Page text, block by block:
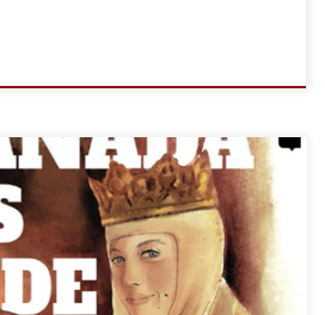
para servir como escenarios
ocasiones. Más concretamente, la
todo tipo de historias fascinantes
Su rica herencia cultural y su